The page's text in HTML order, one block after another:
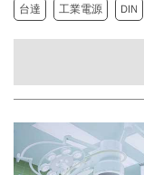
支援150%峰值功
供額外的能量輸
避免系統斷電，
設備冷卻液分配
電源效率高達
台達 工業電源 DIN